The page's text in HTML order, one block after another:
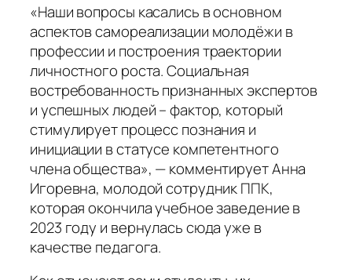
«Наши вопросы касались в основном
аспектов самореализации молодёжи в
профессии и построения траектории
личностного роста. Социальная
востребованность признанных экспертов
и успешных людей – фактор, который
стимулирует процесс познания и
инициации в статусе компетентного
члена общества», — комментирует Анна
Игоревна, молодой сотрудник ППК,
которая окончила учебное заведение в
2023 году и вернулась сюда уже в
качестве педагога.